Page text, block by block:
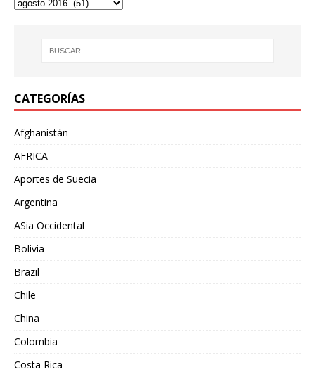
CATEGORÍAS
Afghanistán
AFRICA
Aportes de Suecia
Argentina
ASia Occidental
Bolivia
Brazil
Chile
China
Colombia
Costa Rica